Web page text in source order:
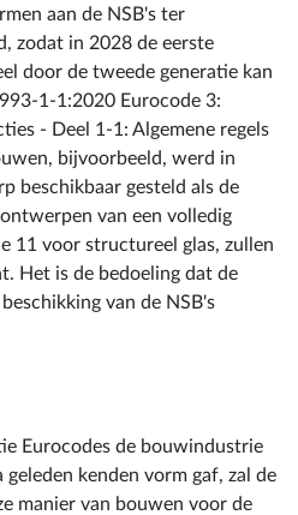
aan de NSB's ter
zodat in 2028 de eerste
door de tweede generatie kan
1-1:2020 Eurocode 3:
- Deel 1-1: Algemene regels
bijvoorbeeld, werd in
beschikbaar gesteld als de
van een volledig
11 voor structureel glas, zullen
Het is de bedoeling dat de
van de NSB's
Eurocodes de bouwindustrie
kenden vorm gaf, zal de
manier van bouwen voor de